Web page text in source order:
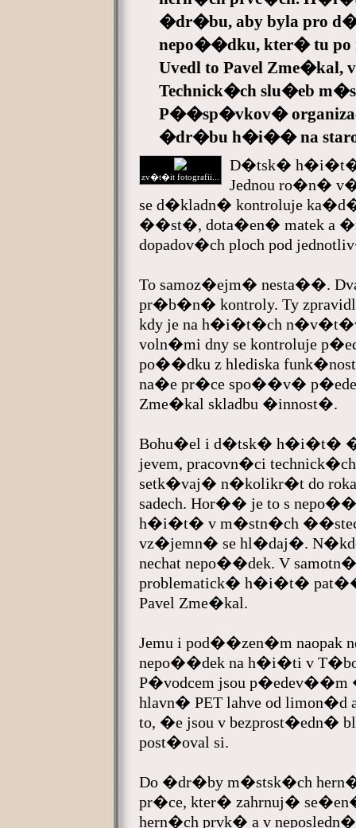
�dr�bu, aby byla pro
nepo��dku, kter� tu
Uvedl to Pavel
Technick�ch slu�eb
P��sp�vkov�
�dr�bu h�i�� na
zv�t�it fotografii...
D�tsk� h�i�t�
Jednou ro�n�
se d�kladn� kontroluje
��st�, dota�en� matek a
dopadov�ch ploch pod
To samoz�ejm� nesta��.
pr�b�n� kontroly. Ty
kdy je na h�i�t�ch
voln�mi dny se kontroluje
po��dku z hlediska
na�e pr�ce spo��v�
Zme�kal skladbu �innost�.
Bohu�el i d�tsk� h�i�t�
jevem, pracovn�ci
setk�vaj� n�kolikr�t do
sadech. Hor�� je to s
h�i�t� v m�stn�ch
vz�jemn� se hl�daj�.
nechat nepo��dek. V
problematick� h�i�t�
Pavel Zme�kal.
Jemu i pod��zen�m
nepo��dek na h�i�ti v
P�vodcem jsou
hlavn� PET lahve od limon�d
to, �e jsou v bezprost�edn�
post�oval si.
Do �dr�by m�stsk�ch
pr�ce, kter� zahrnuj�
hern�ch prvk� a v